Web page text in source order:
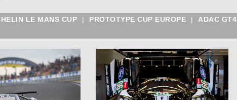
LE MANS CUP | PROTOTYPE CUP EUROPE | ADAC GT4